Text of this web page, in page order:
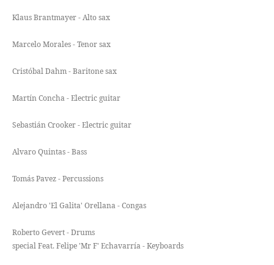
Klaus Brantmayer - Alto sax
Marcelo Morales - Tenor sax
Cristóbal Dahm - Baritone sax
Martín Concha - Electric guitar
Sebastián Crooker - Electric guitar
Alvaro Quintas - Bass
Tomás Pavez - Percussions
Alejandro 'El Galita' Orellana - Congas
Roberto Gevert - Drums
special Feat. Felipe 'Mr F' Echavarría - Keyboards